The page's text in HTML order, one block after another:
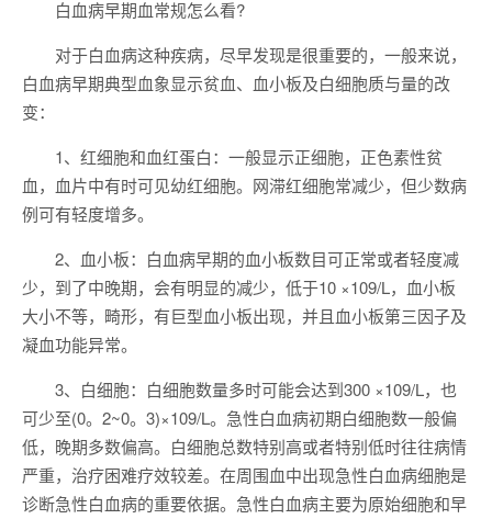
白血病早期血常规怎么看?
对于白血病这种疾病，尽早发现是很重要的，一般来说，
白血病早期典型血象显示贫血、血小板及白细胞质与量的改
变：
1、红细胞和血红蛋白：一般显示正细胞，正色素性贫
血，血片中有时可见幼红细胞。网滞红细胞常减少，但少数病
例可有轻度增多。
2、血小板：白血病早期的血小板数目可正常或者轻度减
少，到了中晚期，会有明显的减少，低于10 ×109/L，血小板
大小不等，畸形，有巨型血小板出现，并且血小板第三因子及
凝血功能异常。
3、白细胞：白细胞数量多时可能会达到300 ×109/L，也
可少至(0。2~0。3)×109/L。急性白血病初期白细胞数一般偏
低，晚期多数偏高。白细胞总数特别高或者特别低时往往病情
严重，治疗困难疗效较差。在周围血中出现急性白血病细胞是
诊断急性白血病的重要依据。急性白血病主要为原始细胞和早